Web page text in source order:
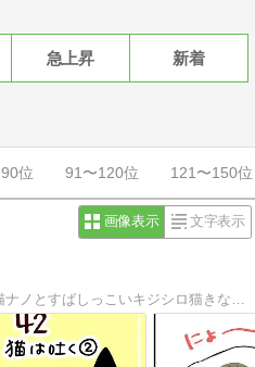
急上昇 新着
位 91〜120位 121〜150位
画像表示 文字表示